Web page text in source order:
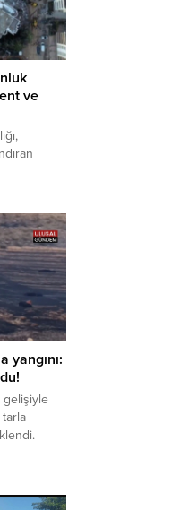
edilen
ve
bir
açıkladı.
yangını:
gelişiyle
50
üzere
Merkezi